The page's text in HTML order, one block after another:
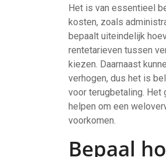
Het is van essentieel
kosten, zoals
bepaalt uiteindelijk
rentetarieven tussen
kiezen. Daarnaast
verhogen, dus het is
voor terugbetaling. Het
helpen om een
voorkomen.
Bepaal